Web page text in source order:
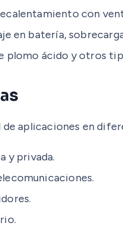
con
en batería,
plomo ácido y otros
de aplicaciones en
y privada.